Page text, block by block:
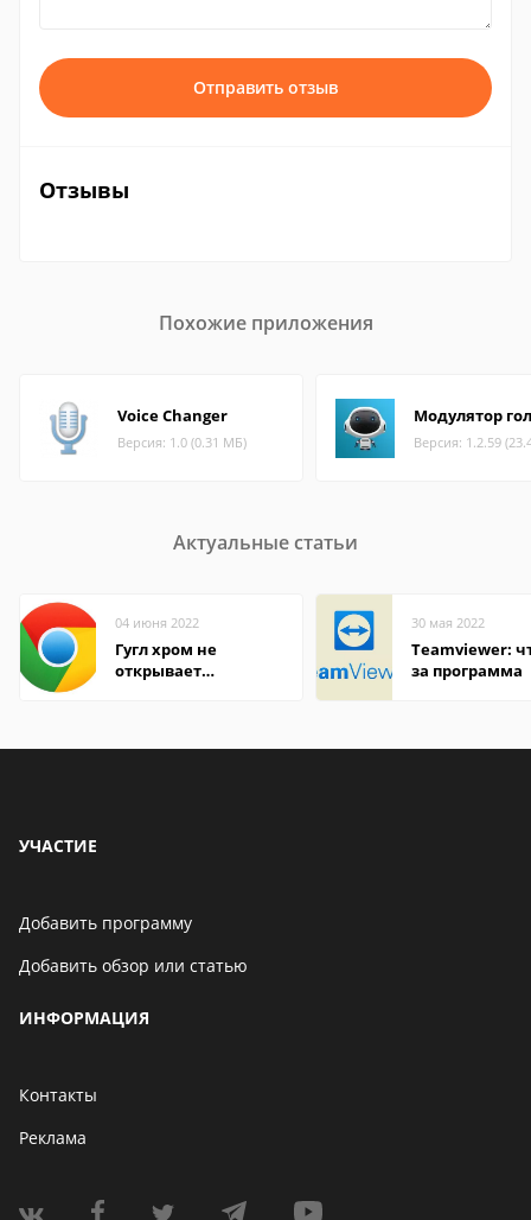
Отправить отзыв
Отзывы
Похожие приложения
Voice Changer
Версия: 1.0 (0.31 МБ)
Модулятор
Версия: 1.2.59
Актуальные статьи
04 июня 2022
Гугл хром не
открывает
30 мая 2022
Teamviewer:
за программа
УЧАСТИЕ
Добавить программу
Добавить обзор или статью
ИНФОРМАЦИЯ
Контакты
Реклама